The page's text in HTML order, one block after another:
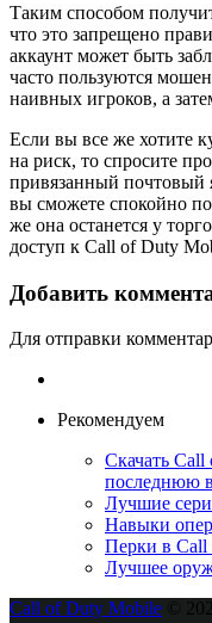
Таким способом
что это запрещено
аккаунт может быть
часто пользуются
наивных игроков, а
Если вы все же хотите
на риск, то спросите
привязанный почтовый
вы сможете спокойно
же она останется у
доступ к Call of Duty
Добавить
Для отправки
Рекомендуем
Скачать
последнюю
Лучшие
Навыки
Перки в
Лучшее
Call of Duty Mobile ©